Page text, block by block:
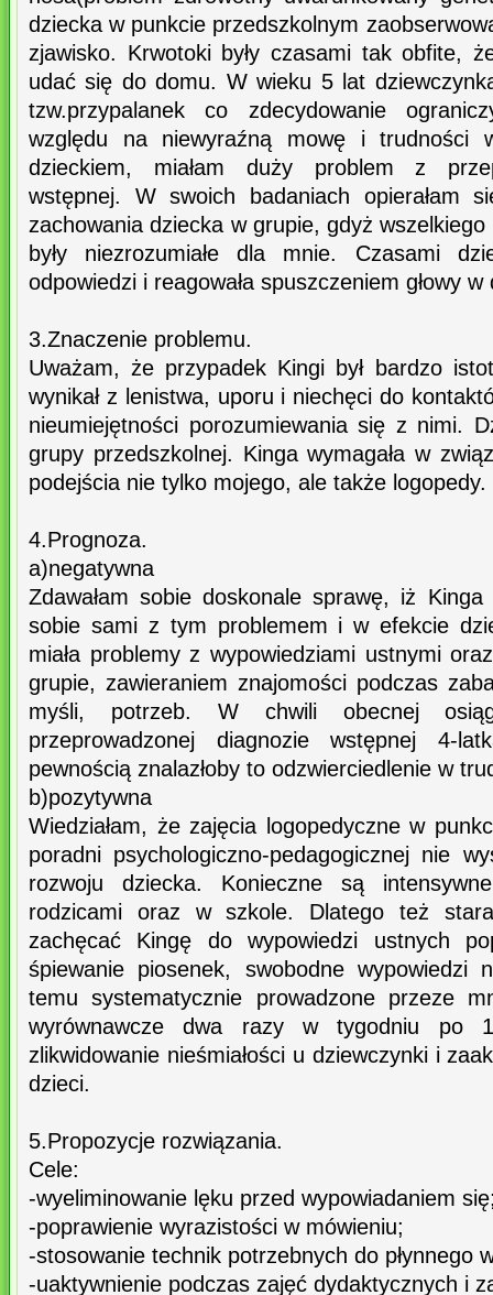
dziecka w punkcie przedszkolnym
zjawisko. Krwotoki były czasami tak obfite,
udać się do domu. W wieku 5 lat
tzw.przypalanek co zdecydowanie
względu na niewyraźną mowę i trudności
dzieckiem, miałam duży problem z
wstępnej. W swoich badaniach opierałam
zachowania dziecka w grupie, gdyż
były niezrozumiałe dla mnie. Czasami
odpowiedzi i reagowała spuszczeniem głowy w
3.Znaczenie problemu.
Uważam, że przypadek Kingi był bardzo
wynikał z lenistwa, uporu i niechęci do
nieumiejętności porozumiewania się z nimi.
grupy przedszkolnej. Kinga wymagała w
podejścia nie tylko mojego, ale także logopedy.
4.Prognoza.
a)negatywna
Zdawałam sobie doskonale sprawę, iż
sobie sami z tym problemem i w efekcie
miała problemy z wypowiedziami ustnymi
grupie, zawieraniem znajomości podczas
myśli, potrzeb. W chwili obecnej
przeprowadzonej diagnozie wstępnej 4-
pewnością znalazłoby to odzwierciedlenie w
b)pozytywna
Wiedziałam, że zajęcia logopedyczne w
poradni psychologiczno-pedagogicznej nie
rozwoju dziecka. Konieczne są
rodzicami oraz w szkole. Dlatego też
zachęcać Kingę do wypowiedzi ustnych
śpiewanie piosenek, swobodne wypowiedzi
temu systematycznie prowadzone przeze
wyrównawcze dwa razy w tygodniu po
zlikwidowanie nieśmiałości u dziewczynki i
dzieci.
5.Propozycje rozwiązania.
Cele:
-wyeliminowanie lęku przed wypowiadaniem
-poprawienie wyrazistości w mówieniu;
-stosowanie technik potrzebnych do płynnego
-uaktywnienie podczas zajęć dydaktycznych i